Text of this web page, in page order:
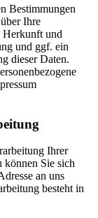
Bestimmungen
Ihre
Herkunft und
und ggf. ein
dieser Daten.
Ihrer
können Sie sich
an uns
besteht in